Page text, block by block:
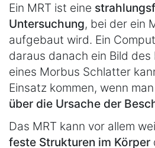
Ein MRT ist eine
Untersuchung, bei der ein
aufgebaut wird. Ein
daraus danach ein Bild des
eines Morbus Schlatter
Einsatz kommen, wenn
über die Ursache der
Das MRT kann vor allem
feste Strukturen im Körper